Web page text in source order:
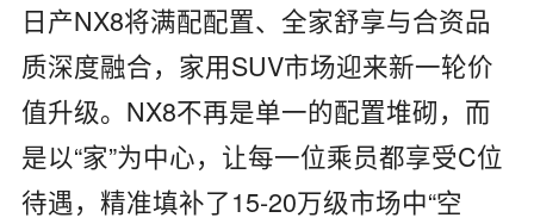
日产NX8将满配配置、全家舒享与合资品
质深度融合，家用SUV市场迎来新一轮价
值升级。NX8不再是单一的配置堆砌，而
是以“家”为中心，让每一位乘员都享受C位
待遇，精准填补了15-20万级市场中“空